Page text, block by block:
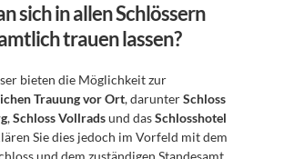
sich in allen Schlössern
trauen lassen?
Trauung vor Ort, darunter Schloss
, Schloss Vollrads und das Schlosshotel
Sie dies jedoch im Vorfeld mit dem
und dem zuständigen Standesamt